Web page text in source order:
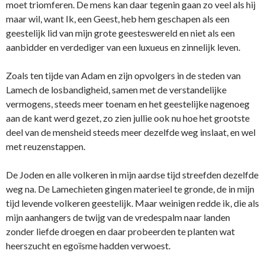
moet triomferen. De mens kan daar tegenin gaan zo veel als hij
maar wil, want Ik, een Geest, heb hem geschapen als een
geestelijk lid van mijn grote geesteswereld en niet als een
aanbidder en verdediger van een luxueus en zinnelijk leven.
Zoals ten tijde van Adam en zijn opvolgers in de steden van
Lamech de losbandigheid, samen met de verstandelijke
vermogens, steeds meer toenam en het geestelijke nagenoeg
aan de kant werd gezet, zo zien jullie ook nu hoe het grootste
deel van de mensheid steeds meer dezelfde weg inslaat, en wel
met reuzenstappen.
De Joden en alle volkeren in mijn aardse tijd streefden dezelfde
weg na. De Lamechieten gingen materieel te gronde, de in mijn
tijd levende volkeren geestelijk. Maar weinigen redde ik, die als
mijn aanhangers de twijg van de vredespalm naar landen
zonder liefde droegen en daar probeerden te planten wat
heerszucht en egoïsme hadden verwoest.